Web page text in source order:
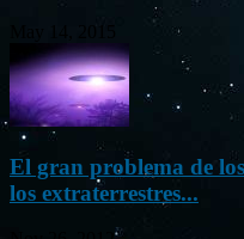
El gran problema de
los extraterrestres...